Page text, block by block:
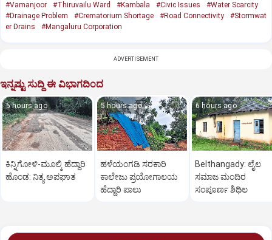
#Vamanjoor #Thiruvailu Ward #Kambala #Civic Issues
#Water Scarcity
#Drainage Problem
#Crematorium Shortage #Road Connectivity
#Stormwat
er Drains
#Mangaluru Corporation
ADVERTISEMENT
ಇನ್ನಷ್ಟು ಸುದ್ದಿ ಈ ವಿಭಾಗದಿಂದ
5 hours ago
ಕಿನ್ನಿಗೋಳಿ-ಮೂಲ್ಕಿ ಹೆದ್ದಾರಿ
ಹೊಂಡ: ನಿತ್ಯ ಅಪಘಾತ
5 hours ago
ಹಳೆಯಂಗಡಿ ಸರಕಾರಿ
ಕಾಲೇಜು ಪ್ರಯೋಗಾಲಯ
ಹೆದ್ದಾರಿ ಪಾಲು
6 hours ago
Belthangady: ಲೈಲ
ಸಮಾಜ ಮಂದಿರ
ಸಂಪೂರ್ಣ ಶಿಥಿಲ